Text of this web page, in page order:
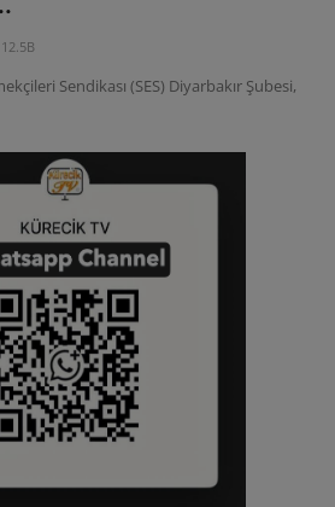
12.5B
Sendikası (SES) Diyarbakır Şubesi,